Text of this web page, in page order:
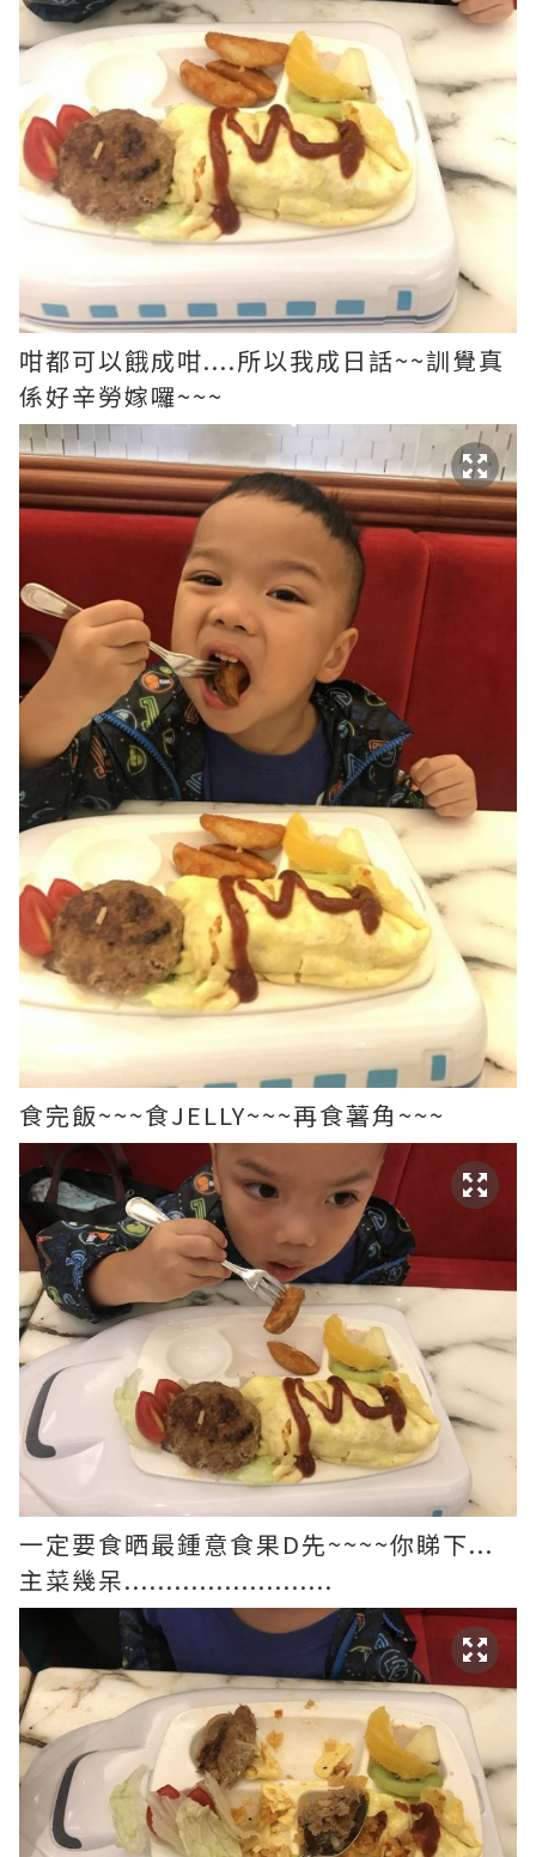
咁都可以餓成咁....所以我成日話~~訓覺真
係好辛勞嫁囉~~~
食完飯~~~食JELLY~~~再食薯角~~~
一定要食晒最鍾意食果D先~~~~你睇下...
主菜幾呆.........................